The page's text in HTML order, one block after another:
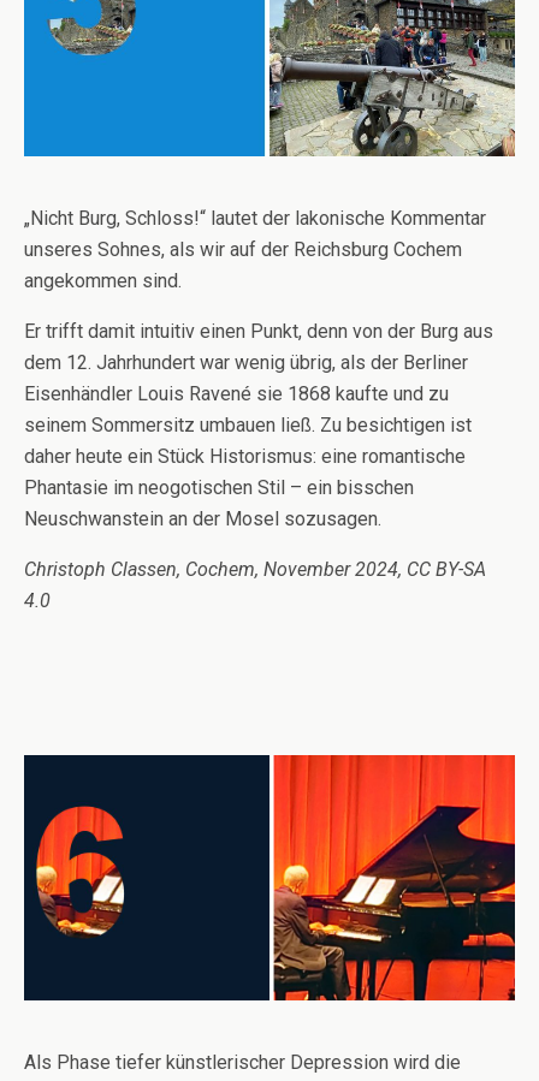
„Nicht Burg, Schloss!“ lautet der lakonische Kommentar
unseres Sohnes, als wir auf der Reichsburg Cochem
angekommen sind.
Er trifft damit intuitiv einen Punkt, denn von der Burg aus
dem 12. Jahrhundert war wenig übrig, als der Berliner
Eisenhändler Louis Ravené sie 1868 kaufte und zu
seinem Sommersitz umbauen ließ. Zu besichtigen ist
daher heute ein Stück Historismus: eine romantische
Phantasie im neogotischen Stil – ein bisschen
Neuschwanstein an der Mosel sozusagen.
Christoph Classen, Cochem, November 2024, CC BY-SA
4.0
Als Phase tiefer künstlerischer Depression wird die